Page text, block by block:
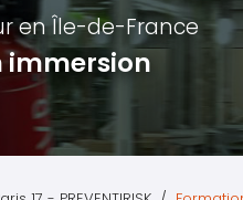
secteur industriel
en Île-de-France
immersion